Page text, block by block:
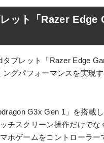
ット「Razer
ブレット「Razer Edge
グパフォーマンスを実現
G3x Gen 1」を搭載
チスクリーン操作だけでな
ホゲームをコントローラー